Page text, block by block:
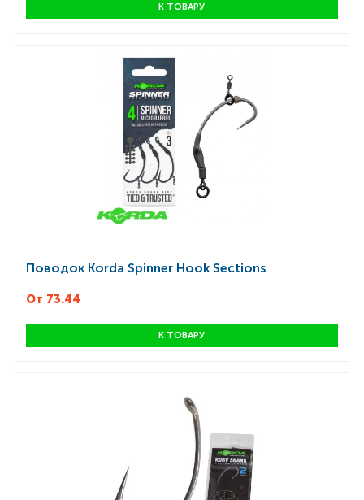
К ТОВАРУ
Поводок Korda Spinner Hook Sections
От 73.44
К ТОВАРУ